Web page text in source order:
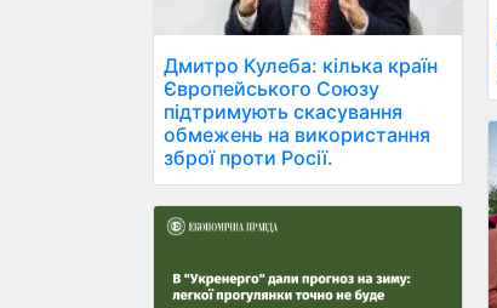
Дмитро Кулеба: кілька країн
Європейського Союзу
підтримують скасування
обмежень на використання
зброї проти Росії.